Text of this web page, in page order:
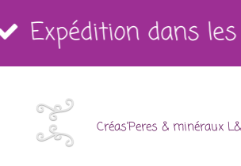
Expédition dans
Créas'Peres & minéraux